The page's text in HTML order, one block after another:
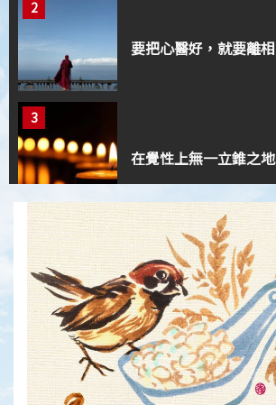
2
要把心醫好，就要離相
3
在覺性上無一立錐之地
止惡行善的導航系統
5
心道法師：禪就是禪